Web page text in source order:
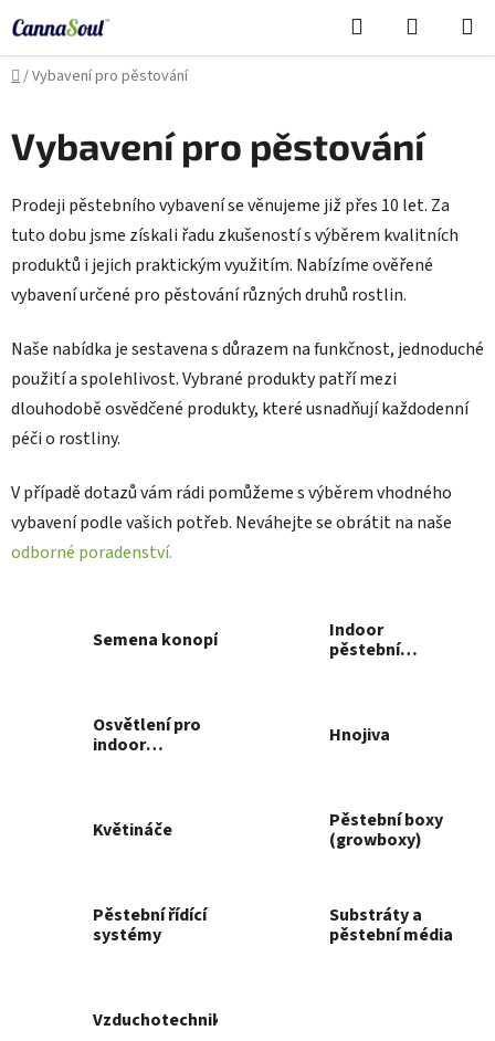
na
obsah
Hledat
KOŠÍK
Domů
/Vybavení pro pěstování
Vybavení pro pěstování
Prodeji pěstebního vybavení se věnujeme již přes 10 let. Za
tuto dobu jsme získali řadu zkušeností s výběrem kvalitních
produktů i jejich praktickým využitím. Nabízíme ověřené
vybavení určené pro pěstování různých druhů rostlin.
Naše nabídka je sestavena s důrazem na funkčnost, jednoduché
použití a spolehlivost. Vybrané produkty patří mezi
dlouhodobě osvědčené produkty, které usnadňují každodenní
péči o rostliny.
V případě dotazů vám rádi pomůžeme s výběrem vhodného
vybavení podle vašich potřeb. Neváhejte se obrátit na naše
odborné poradenství.
Semena konopí
Indoor
pěstební
Osvětlení pro
indoor
Hnojiva
Květináče
Pěstební boxy
(growboxy)
Pěstební řídící
systémy
Substráty a
pěstební média
Vzduchotechnika
Cannasoul Asistent